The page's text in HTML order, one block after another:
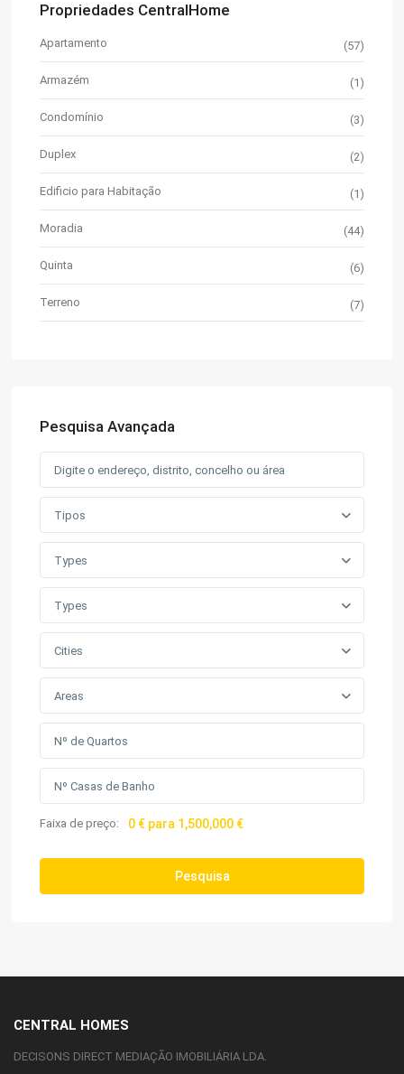
Propriedades CentralHome
Apartamento (57)
Armazém (1)
Condomínio (3)
Duplex (2)
Edificio para Habitação (1)
Moradia (44)
Quinta (6)
Terreno (7)
Pesquisa Avançada
Tipos
Types
Types
Cities
Areas
Faixa de preço: 0 € para 1,500,000 €
Pesquisa
CENTRAL HOMES
DECISONS DIRECT MEDIAÇÃO IMOBILIÁRIA LDA.